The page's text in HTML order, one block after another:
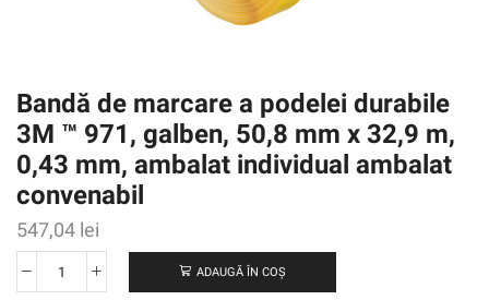
Bandă de marcare a podelei durabile
3M ™ 971, galben, 50,8 mm x 32,9 m,
0,43 mm, ambalat individual ambalat
convenabil
547,04 lei
Cantitate
ADAUGĂ ÎN COȘ